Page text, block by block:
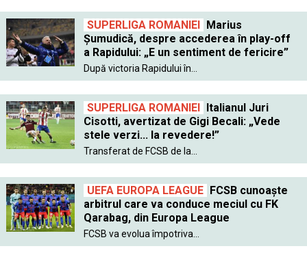
SUPERLIGA ROMANIEI Marius
Șumudică, despre accederea în play-off
a Rapidului: „E un sentiment de fericire”
După victoria Rapidului în...
SUPERLIGA ROMANIEI Italianul Juri
Cisotti, avertizat de Gigi Becali: „Vede
stele verzi... la revedere!”
Transferat de FCSB de la...
UEFA EUROPA LEAGUE FCSB cunoaște
arbitrul care va conduce meciul cu FK
Qarabag, din Europa League
FCSB va evolua împotriva...